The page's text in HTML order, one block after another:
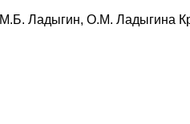
М.Б. Ладыгин, О.М. Ладыгина